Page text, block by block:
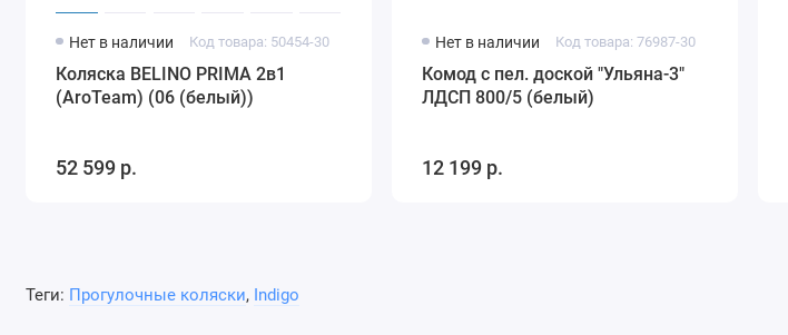
Нет в наличии Код товара: 50454-30
Коляска BELINO PRIMA 2в1
(AroTeam) (06 (белый))
52 599 р.
Нет в наличии Код товара: 76987-30
Комод с пел. доской "Ульяна-3"
ЛДСП 800/5 (белый)
12 199 р.
Теги: Прогулочные коляски, Indigo